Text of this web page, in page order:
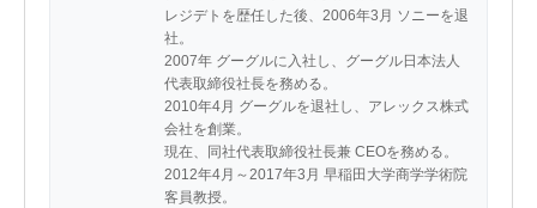
レジデトを歴任した後、2006年3月 ソニーを退
社。
2007年 グーグルに入社し、グーグル日本法人
代表取締役社長を務める。
2010年4月 グーグルを退社し、アレックス株式
会社を創業。
現在、同社代表取締役社長兼 CEOを務める。
2012年4月～2017年3月 早稲田大学商学学術院
客員教授。